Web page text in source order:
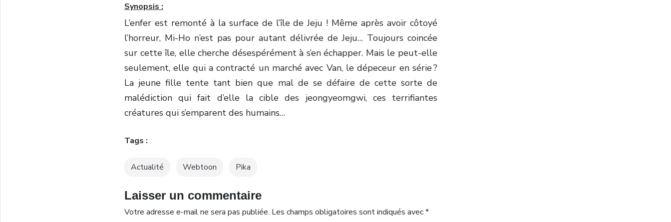
Synopsis :
L’enfer est remonté à la surface de l’île de Jeju ! Même après avoir côtoyé
l’horreur, Mi-Ho n’est pas pour autant délivrée de Jeju… Toujours coincée
sur cette île, elle cherche désespérément à s’en échapper. Mais le peut-elle
seulement, elle qui a contracté un marché avec Van, le dépeceur en série ?
La jeune fille tente tant bien que mal de se défaire de cette sorte de
malédiction qui fait d’elle la cible des jeongyeomgwi, ces terrifiantes
créatures qui s’emparent des humains…
Tags :
Actualité Webtoon Pika
Laisser un commentaire
Votre adresse e-mail ne sera pas publiée. Les champs obligatoires sont indiqués avec*